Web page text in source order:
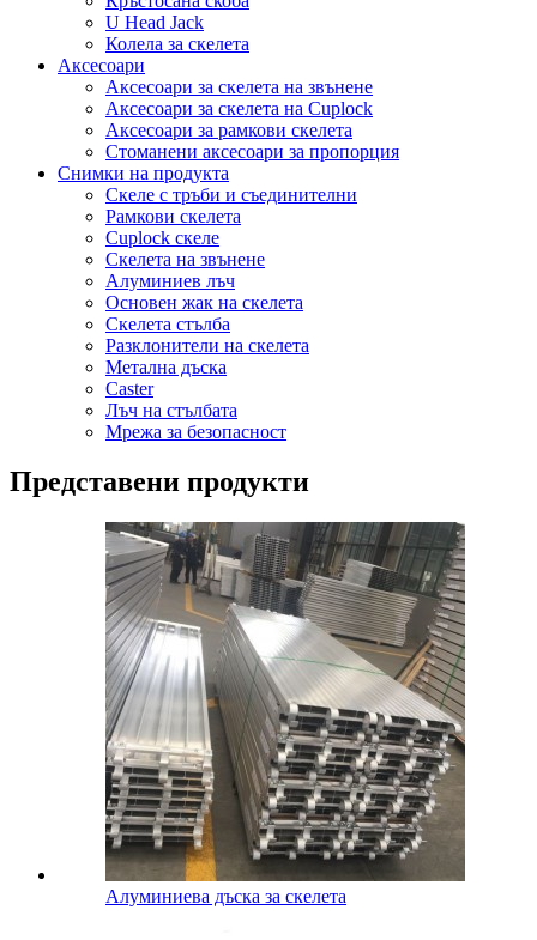
U Head Jack
Колела за скелета
Аксесоари
Аксесоари за скелета на звънене
Аксесоари за скелета на Cuplock
Аксесоари за рамкови скелета
Стоманени аксесоари за пропорция
Снимки на продукта
Скеле с тръби и съединителни
Рамкови скелета
Cuplock скеле
Скелета на звънене
Алуминиев лъч
Основен жак на скелета
Скелета стълба
Разклонители на скелета
Метална дъска
Caster
Лъч на стълбата
Мрежа за безопасност
Представени продукти
Алуминиева дъска за скелета